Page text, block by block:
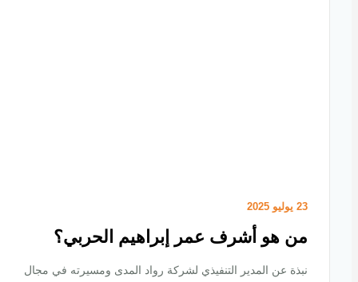
من هو أشرف عمر إبراهيم الحربي؟
نبذة عن المدير التنفيذي لشركة رواد المدى ومسيرته في مجال